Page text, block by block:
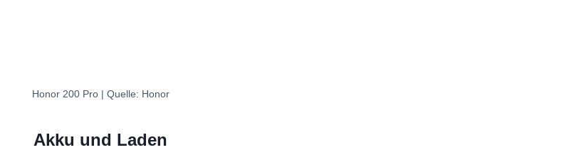
Honor 200 Pro | Quelle: Honor
Akku und Laden